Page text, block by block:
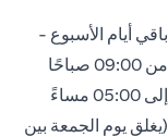
باقي أيام الأسبوع -
من 09:00 صباحًا
إلى 05:00 مساءً
(يغلق يوم الجمعة بين